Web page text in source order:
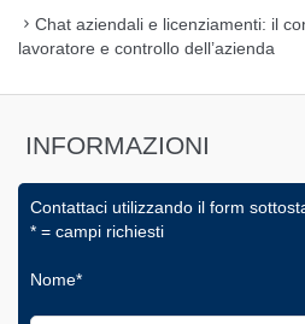
Chat aziendali e licenziamenti: il
lavoratore e controllo dell’azienda
INFORMAZIONI
Contattaci utilizzando il form
* = campi richiesti
Nome*